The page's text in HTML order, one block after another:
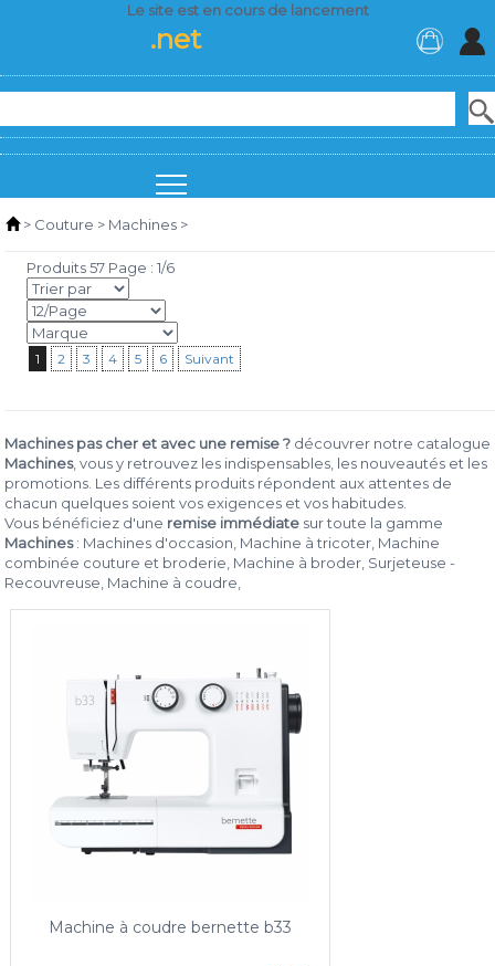
Le site est en cours de lancement
.net
> Couture > Machines >
Produits 57 Page : 1/6
1 2 3 4 5 6 Suivant
Machines pas cher et avec une remise ? découvrer notre catalogue
Machines, vous y retrouvez les indispensables, les nouveautés et les
promotions. Les différents produits répondent aux attentes de
chacun quelques soient vos exigences et vos habitudes.
Vous bénéficiez d'une remise immédiate sur toute la gamme
Machines: Machines d'occasion, Machine à tricoter, Machine
combinée couture et broderie, Machine à broder, Surjeteuse -
Recouvreuse, Machine à coudre,
Machine à coudre bernette b33